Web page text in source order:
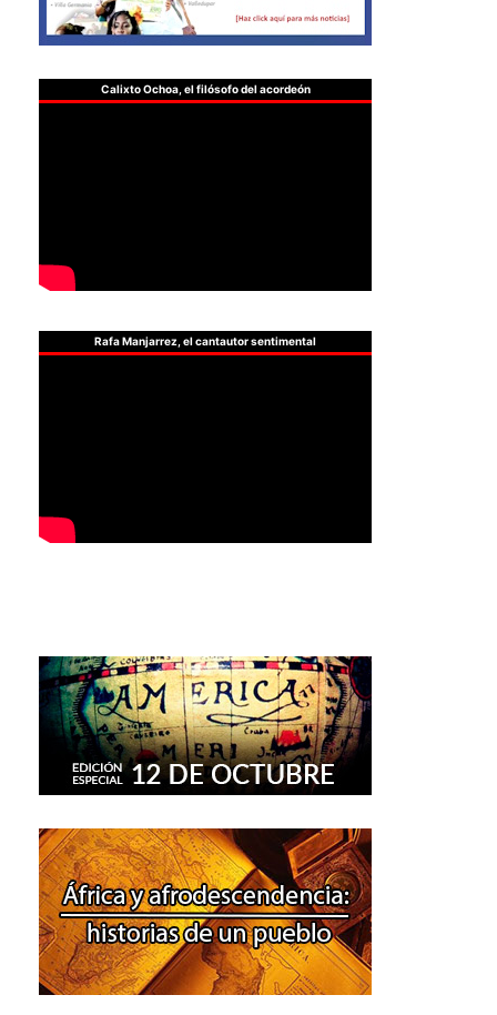
Calixto Ochoa, el filósofo del acordeón
Rafa Manjarrez, el cantautor sentimental